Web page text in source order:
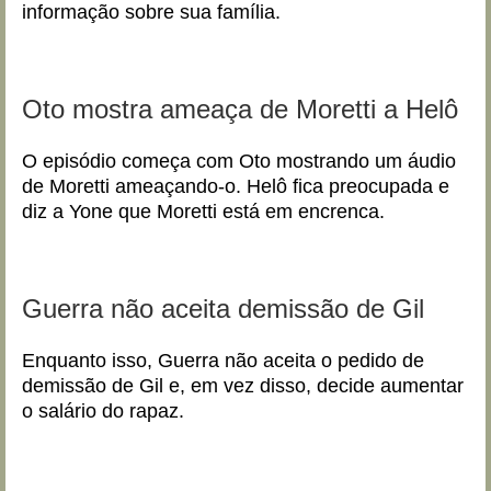
informação sobre sua família.
Oto mostra ameaça de Moretti a Helô
O episódio começa com Oto mostrando um áudio
de Moretti ameaçando-o. Helô fica preocupada e
diz a Yone que Moretti está em encrenca.
Guerra não aceita demissão de Gil
Enquanto isso, Guerra não aceita o pedido de
demissão de Gil e, em vez disso, decide aumentar
o salário do rapaz.